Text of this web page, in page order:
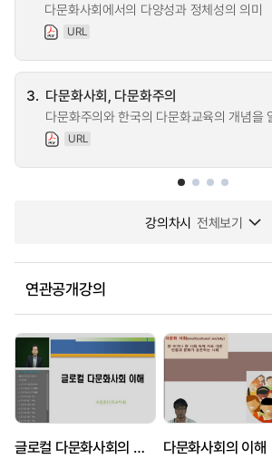
다문화사회에서의 다양성과 정체성의 의미
URL
3. 다문화사회, 다문화주의
다문화주의와 한국의 다문화교육의 개념을
URL
강의차시 전체보기
연관공개강의
글로컬 다문화사회의 이해 다문화사회의 이해